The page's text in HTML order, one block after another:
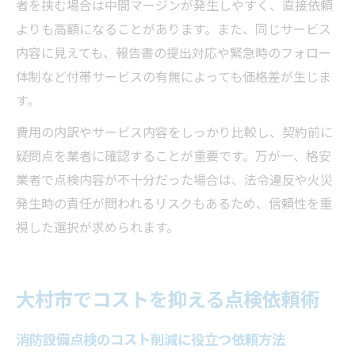
者を挟む場合は中間マージンが発生しやすく、直接依頼
よりも高額になることがあります。また、同じサービス
内容に見えても、報告書の提出対応や緊急時のフォロー
体制など付帯サービスの有無によっても価格差が生じま
す。
費用の内訳やサービス内容をしっかり比較し、契約前に
疑問点を業者に確認することが重要です。万が一、格安
業者で点検内容が不十分だった場合は、法令違反や火災
発生時の責任が問われるリスクもあるため、信頼性を重
視した選択が求められます。
大村市でコストを抑える点検依頼術
消防設備点検のコスト削減に役立つ依頼方法